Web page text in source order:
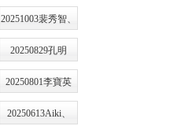
20251003裴秀智、
李周英
20250829孔明
20250801李寶英
20250613Aiki、